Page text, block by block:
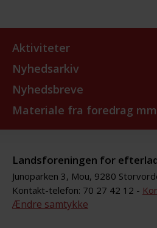
Aktiviteter
Nyhedsarkiv
Nyhedsbreve
Materiale fra foredrag
Landsforeningen for
Junoparken 3, Mou, 9280
Kontakt-telefon: 70 27 42 12 -
Ændre samtykke